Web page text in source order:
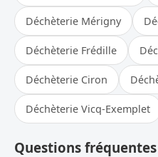
Déchèterie Mérigny
Déchèterie Frédille
Déchèterie Ciron
Déchèterie Vicq-Exemplet
Questions